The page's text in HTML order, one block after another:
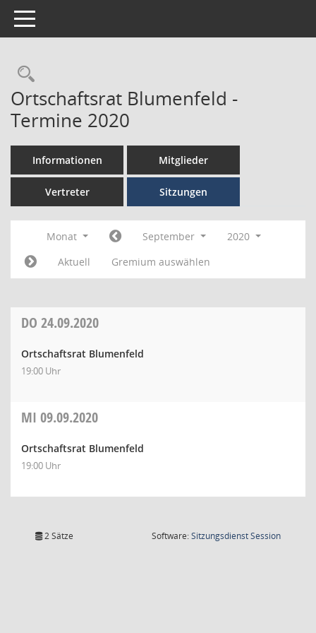
Toggle navigation
Ortschaftsrat Blumenfeld -
Termine 2020
Informationen Mitglieder
Vertreter Sitzungen
Monat September
2020
Aktuell
Gremium auswählen
DO 24.09.2020
Ortschaftsrat Blumenfeld
19:00 Uhr
MI 09.09.2020
Ortschaftsrat Blumenfeld
19:00 Uhr
2 Sätze Software:SitzungsdienstSession(Wird in